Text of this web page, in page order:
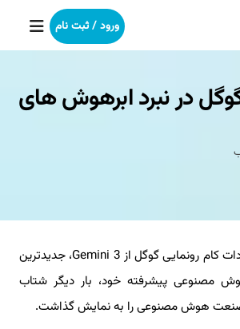
ورود / ثبت نام
در نبرد ابرهوش های
به گزارش لینک بگیر دات کام رونمایی گوگل از Gemini 3، جدیدترین
مصنوعی پیشرفته خود، بار دیگر شتاب
صنعت هوش مصنوعی را به نمایش گذاشت.